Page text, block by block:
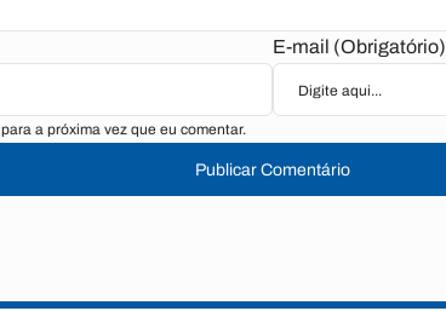
E-mail (Obrigatório)
a próxima vez que eu comentar.
Publicar Comentário